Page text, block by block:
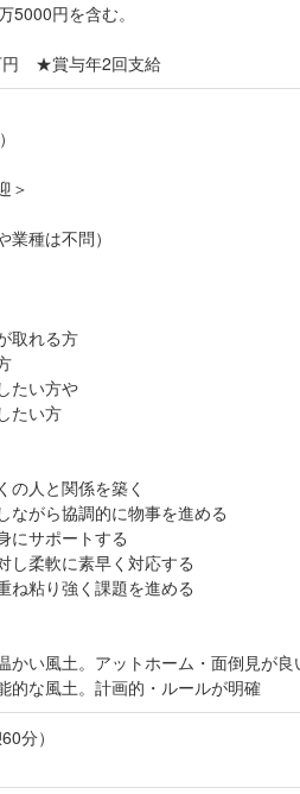
円を含む。
円 ★賞与年2回支給
＞
種は不問）
取れる方
たい方や
たい方
の人と関係を築く
ながら協調的に物事を進める
にサポートする
し柔軟に素早く対応する
ね粘り強く課題を進める
かい風土。アットホーム・面倒見が良
的な風土。計画的・ルールが明確
分）